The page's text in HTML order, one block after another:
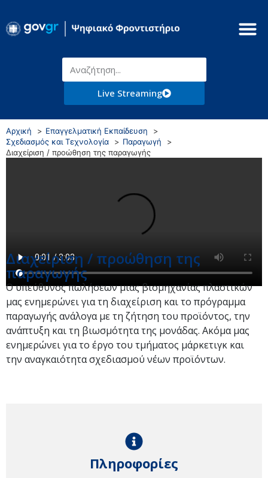
Live Streaming
Αρχική
Επαγγελματική Εκπαίδευση
Σχεδιασμός και Τεχνολογία
Παραγωγή
Διαχείριση / προώθηση της παραγωγής
Διαχείριση / προώθηση της
παραγωγής
O υπεύθυνος πωλήσεων μιας βιομηχανίας πλαστικών
μας ενημερώνει για τη διαχείριση και το πρόγραμμα
παραγωγής ανάλογα με τη ζήτηση του προϊόντος, την
ανάπτυξη και τη βιωσμότητα της μονάδας. Ακόμα μας
ενημερώνει για το έργο του τμήματος μάρκετιγκ και
την αναγκαιότητα σχεδιασμού νέων προϊόντων.
Πληροφορίες